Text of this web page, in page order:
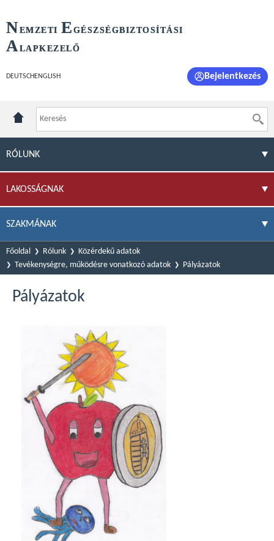
NEMZETI E GÉSZSÉGBIZTOSÍTÁSI
ALAPKEZELŐ
DEUTSCH ENGLISH Bejelentkezés
RÓLUNK
LAKOSSÁGNAK
SZAKMÁNAK
Főoldal Rólunk
Közérdekű adatok
Tevékenységre, működésre vonatkozó adatok
Pályázatok
Pályázatok